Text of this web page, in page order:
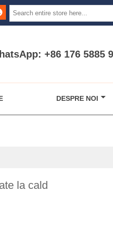
+86 176 5885
DESPRE NOI
la cald